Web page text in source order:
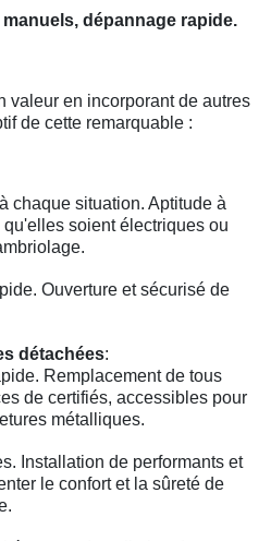
dépannage rapide.
valeur en incorporant de autres
de cette remarquable :
chaque situation. Aptitude à
soient électriques ou
Ouverture et sécurisé de
détachées:
Remplacement de tous
de certifiés, accessibles pour
métalliques.
Installation de performants et
le confort et la sûreté de